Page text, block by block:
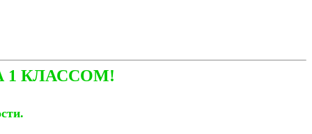
1 КЛАССОМ!